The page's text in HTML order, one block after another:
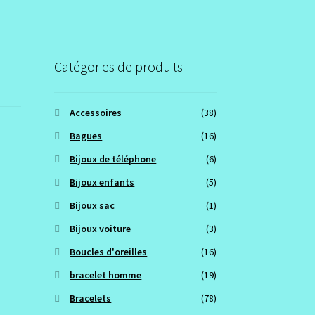
Catégories de produits
Accessoires
(38)
Bagues
(16)
Bijoux de téléphone
(6)
Bijoux enfants
(5)
Bijoux sac
(1)
Bijoux voiture
(3)
Boucles d'oreilles
(16)
bracelet homme
(19)
Bracelets
(78)